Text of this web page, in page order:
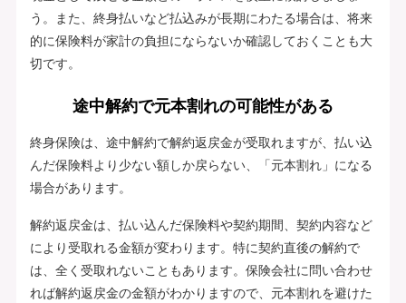
う。また、終身払いなど払込みが長期にわたる場合は、将来
的に保険料が家計の負担にならないか確認しておくことも大
切です。
途中解約で元本割れの可能性がある
終身保険は、途中解約で解約返戻金が受取れますが、払い込
んだ保険料より少ない額しか戻らない、「元本割れ」になる
場合があります。
解約返戻金は、払い込んだ保険料や契約期間、契約内容など
により受取れる金額が変わります。特に契約直後の解約で
は、全く受取れないこともあります。保険会社に問い合わせ
れば解約返戻金の金額がわかりますので、元本割れを避けた